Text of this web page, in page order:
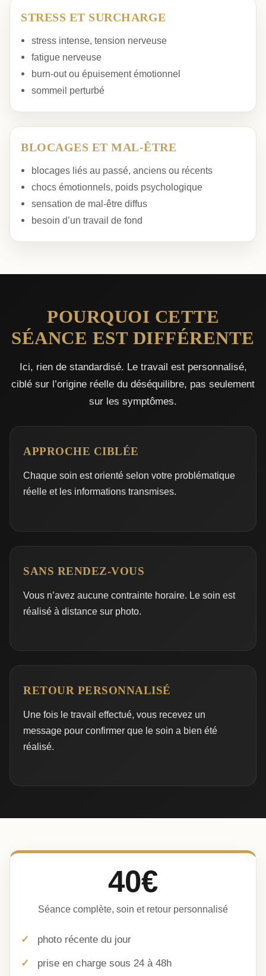
STRESS ET SURCHARGE
stress intense, tension nerveuse
fatigue nerveuse
burn-out ou épuisement émotionnel
sommeil perturbé
BLOCAGES ET MAL-ÊTRE
blocages liés au passé, anciens ou récents
chocs émotionnels, poids psychologique
sensation de mal-être diffus
besoin d’un travail de fond
POURQUOI CETTE
SÉANCE EST DIFFÉRENTE
Ici, rien de standardisé. Le travail est personnalisé,
ciblé sur l’origine réelle du déséquilibre, pas seulement
sur les symptômes.
APPROCHE CIBLÉE
Chaque soin est orienté selon votre problématique
réelle et les informations transmises.
SANS RENDEZ-VOUS
Vous n’avez aucune contrainte horaire. Le soin est
réalisé à distance sur photo.
RETOUR PERSONNALISÉ
Une fois le travail effectué, vous recevez un
message pour confirmer que le soin a bien été
réalisé.
40€
Séance complète, soin et retour personnalisé
photo récente du jour
prise en charge sous 24 à 48h